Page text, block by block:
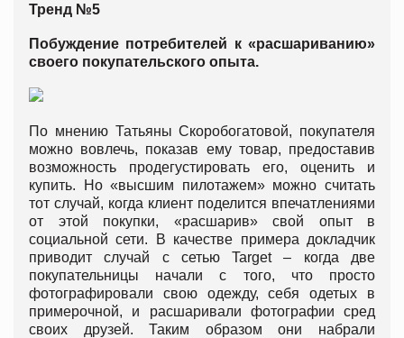
Тренд №5
Побуждение потребителей к «расшариванию»
своего покупательского опыта.
По мнению Татьяны Скоробогатовой, покупателя
можно вовлечь, показав ему товар, предоставив
возможность продегустировать его, оценить и
купить. Но «высшим пилотажем» можно считать
тот случай, когда клиент поделится впечатлениями
от этой покупки, «расшарив» свой опыт в
социальной сети. В качестве примера докладчик
приводит случай с сетью Target – когда две
покупательницы начали с того, что просто
фотографировали свою одежду, себя одетых в
примерочной, и расшаривали фотографии сред
своих друзей. Таким образом они набрали